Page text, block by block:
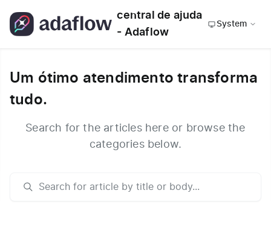
central de ajuda
- Adaflow
System
Um ótimo atendimento transforma
tudo.
Search for the articles here or browse the
categories below.